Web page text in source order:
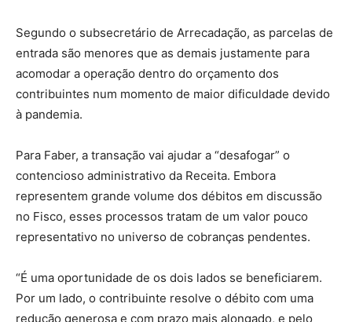
Segundo o subsecretário de Arrecadação, as parcelas de
entrada são menores que as demais justamente para
acomodar a operação dentro do orçamento dos
contribuintes num momento de maior dificuldade devido
à pandemia.
Para Faber, a transação vai ajudar a “desafogar” o
contencioso administrativo da Receita. Embora
representem grande volume dos débitos em discussão
no Fisco, esses processos tratam de um valor pouco
representativo no universo de cobranças pendentes.
“É uma oportunidade de os dois lados se beneficiarem.
Por um lado, o contribuinte resolve o débito com uma
redução generosa e com prazo mais alongado, e pelo